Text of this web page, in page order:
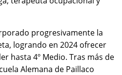
progresivamente la
logrando en 2024 ofrecer
hasta 4º Medio. Tras más de
Alemana de Paillaco